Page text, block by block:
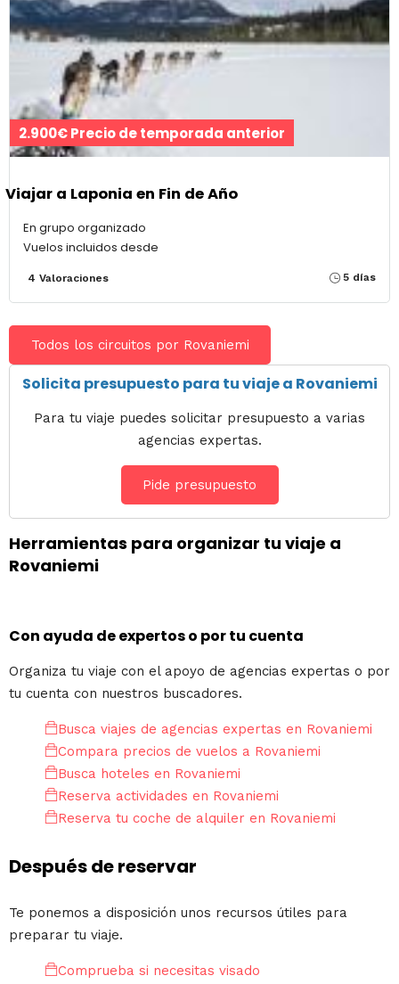
2.900€ Precio de temporada anterior
Viajar a Laponia en Fin de Año
En grupo organizado
Vuelos incluidos desde
4 Valoraciones 5 días
Todos los circuitos por Rovaniemi
Solicita presupuesto para tu viaje a Rovaniemi
Para tu viaje puedes solicitar presupuesto a varias
agencias expertas.
Pide presupuesto
Herramientas para organizar tu viaje a
Rovaniemi
Con ayuda de expertos o por tu cuenta
Organiza tu viaje con el apoyo de agencias expertas o por
tu cuenta con nuestros buscadores.
Busca viajes de agencias expertas en Rovaniemi
Compara precios de vuelos a Rovaniemi
Busca hoteles en Rovaniemi
Reserva actividades en Rovaniemi
Reserva tu coche de alquiler en Rovaniemi
Después de reservar
Te ponemos a disposición unos recursos útiles para
preparar tu viaje.
Comprueba si necesitas visado